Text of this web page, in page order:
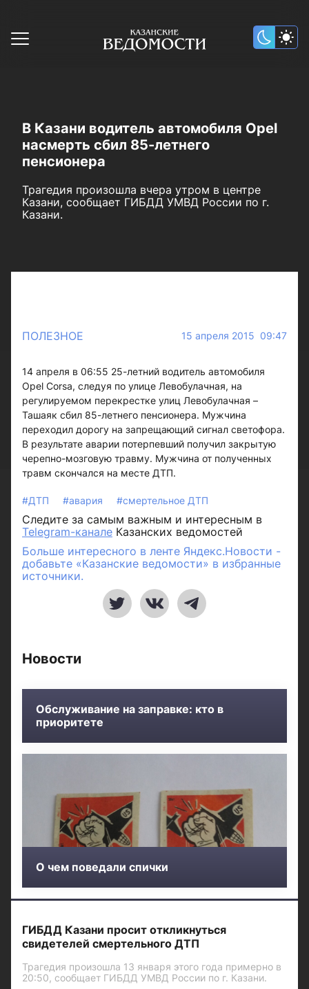
В Казани водитель автомобиля Opel
насмерть сбил 85-летнего
пенсионера
Трагедия произошла вчера утром в центре
Казани, сообщает ГИБДД УМВД России по г.
Казани.
ПОЛЕЗНОЕ 15 апреля 2015 09:47
14 апреля в 06:55 25-летний водитель автомобиля
Opel Corsa, следуя по улице Левобулачная, на
регулируемом перекрестке улиц Левобулачная –
Ташаяк сбил 85-летнего пенсионера. Мужчина
переходил дорогу на запрещающий сигнал светофора.
В результате аварии потерпевший получил закрытую
черепно-мозговую травму. Мужчина от полученных
травм скончался на месте ДТП.
#ДТП #авария #смертельное ДТП
Следите за самым важным и интересным в
Telegram-канале Казанских ведомостей
Больше интересного в ленте Яндекс.Новости -
добавьте «Казанские ведомости» в избранные
источники.
Новости
Обслуживание на заправке: кто в
приоритете
О чем поведали спички
ГИБДД Казани просит откликнуться
свидетелей смертельного ДТП
Трагедия произошла 13 января этого года примерно в
20:50, сообщает ГИБДД УМВД России по г. Казани.